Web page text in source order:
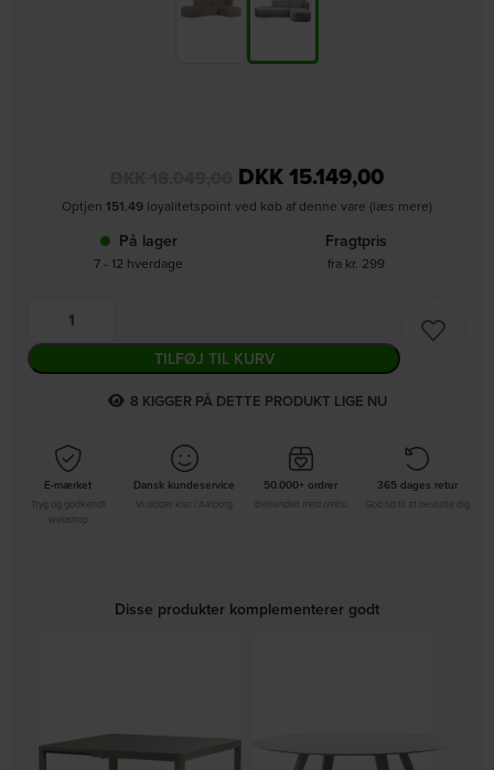
DKK15.149,00
Optjen 151.49 loyalitetspoint ved køb af denne vare (læs mere)
På lager
7 - 12 hverdage
Fragtpris
fra kr. 299
TILFØJ TIL KURV
8 KIGGER PÅ DETTE PRODUKT LIGE NU
E-mærket
Tryg og godkendt
Dansk kundeservice
Vi sidder klar i Aalborg
50.000+ ordrer
Behandlet med omhu
365 dages retur
God tid til at beslutte dig
Disse produkter komplementerer godt